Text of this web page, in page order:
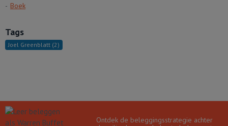
Boek
Tags
Joel Greenblatt (2)
Ontdek de beleggingsstrategie achter